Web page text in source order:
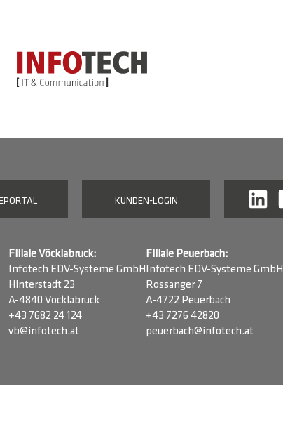
KUNDEN-LOGIN
Filiale Vöcklabruck:
Infotech EDV-Systeme GmbH
Hinterstadt 23
A-4840 Vöcklabruck
+43 7682 24 124
vb@infotech.at
Filiale Peuerbach:
Infotech EDV-Systeme GmbH
Rossanger 7
A-4722 Peuerbach
+43 7276 42820
peuerbach@infotech.at